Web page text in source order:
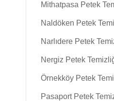
Mithatpasa Petek
Naldöken Petek
Narlıdere Petek
Nergiz Petek
Örnekköy Petek
Pasaport Petek